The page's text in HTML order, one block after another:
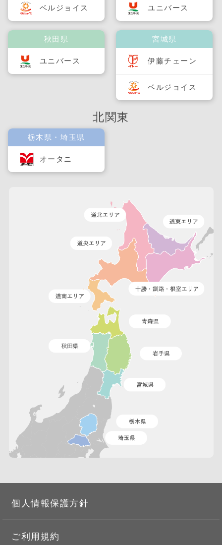
ベルジョイス
秋田県
ユニバース
ユニバース
宮城県
伊藤チェーン
ベルジョイス
北関東
栃木県・埼玉県
オータニ
個人情報保護方針
ご利用規約